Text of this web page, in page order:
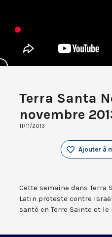
Terra Santa
novembre
11/11/2013
Ajouter à
Cette semaine dans Terra
Latin proteste contre
santé en Terre Sainte et